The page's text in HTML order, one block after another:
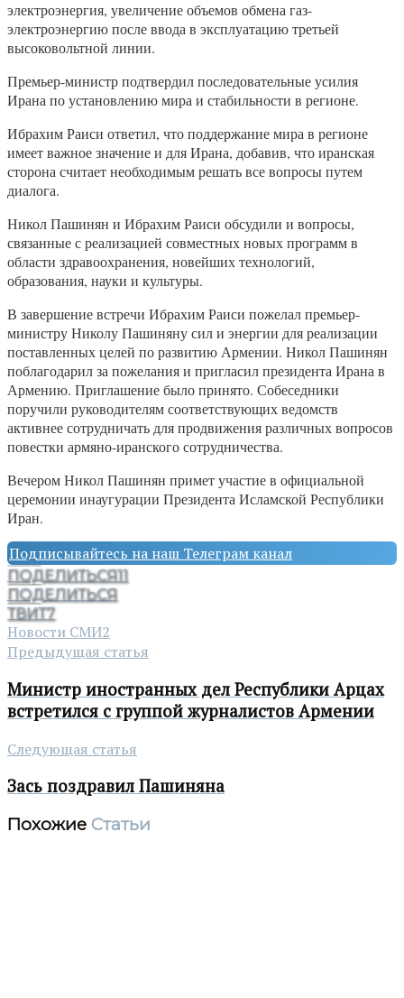
электроэнергия, увеличение объемов обмена газ-
электроэнергию после ввода в эксплуатацию третьей
высоковольтной линии.
Премьер-министр подтвердил последовательные усилия
Ирана по установлению мира и стабильности в регионе.
Ибрахим Раиси ответил, что поддержание мира в регионе
имеет важное значение и для Ирана, добавив, что иранская
сторона считает необходимым решать все вопросы путем
диалога.
Никол Пашинян и Ибрахим Раиси обсудили и вопросы,
связанные с реализацией совместных новых программ в
области здравоохранения, новейших технологий,
образования, науки и культуры.
В завершение встречи Ибрахим Раиси пожелал премьер-
министру Николу Пашиняну сил и энергии для реализации
поставленных целей по развитию Армении. Никол Пашинян
поблагодарил за пожелания и пригласил президента Ирана в
Армению. Приглашение было принято. Собеседники
поручили руководителям соответствующих ведомств
активнее сотрудничать для продвижения различных вопросов
повестки армяно-иранского сотрудничества.
Вечером Никол Пашинян примет участие в официальной
церемонии инаугурации Президента Исламской Республики
Иран.
Подписывайтесь на наш Телеграм канал
ПОДЕЛИТЬСЯ11
ПОДЕЛИТЬСЯ
ТВИТ7
Новости СМИ2
Предыдущая статья
Министр иностранных дел Республики Арцах
встретился с группой журналистов Армении
Следующая статья
Зась поздравил Пашиняна
Похожие Статьи